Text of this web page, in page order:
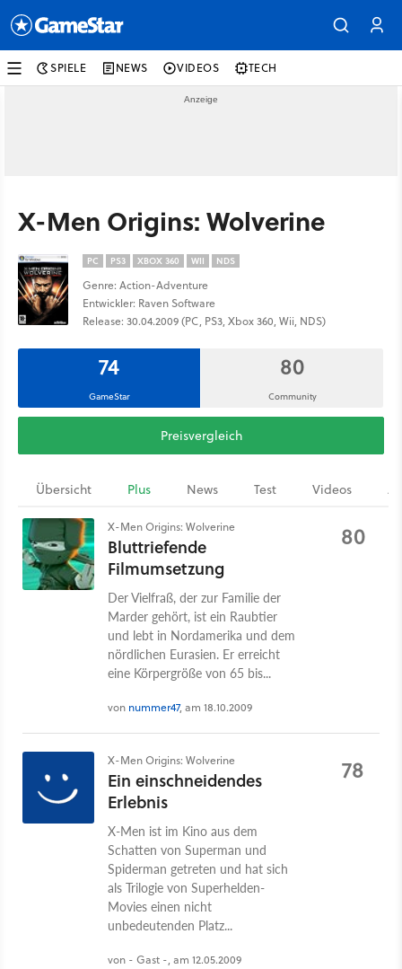
SPIELE NEWS VIDEOS TECH
X-Men Origins: Wolverine
PC PS3 XBOX 360 WII NDS
Genre: Action-Adventure
Entwickler: Raven Software
Release: 30.04.2009 (PC, PS3, Xbox 360, Wii, NDS)
74
GameStar
80
Community
Preisvergleich
Übersicht Plus News Test Videos
X-Men Origins: Wolverine
Bluttriefende
Filmumsetzung
Der Vielfraß, der zur Familie der
Marder gehört, ist ein Raubtier
und lebt in Nordamerika und dem
nördlichen Eurasien. Er erreicht
eine Körpergröße von 65 bis...
von nummer47, am 18.10.2009
80
X-Men Origins: Wolverine
Ein einschneidendes
Erlebnis
X-Men ist im Kino aus dem
Schatten von Superman und
Spiderman getreten und hat sich
als Trilogie von Superhelden-
Movies einen nicht
unbedeutenden Platz...
von - Gast -, am 12.05.2009
78